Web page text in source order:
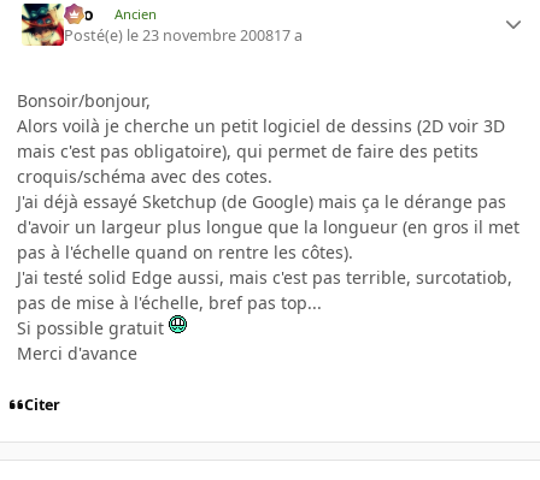
eYo Ancien
Posté(e) le 23 novembre 200817 a
Bonsoir/bonjour,
Alors voilà je cherche un petit logiciel de dessins (2D voir 3D
mais c'est pas obligatoire), qui permet de faire des petits
croquis/schéma avec des cotes.
J'ai déjà essayé Sketchup (de Google) mais ça le dérange pas
d'avoir un largeur plus longue que la longueur (en gros il met
pas à l'échelle quand on rentre les côtes).
J'ai testé solid Edge aussi, mais c'est pas terrible, surcotatiob,
pas de mise à l'échelle, bref pas top...
Si possible gratuit
Merci d'avance
Citer